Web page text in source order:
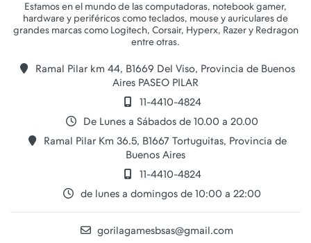
Estamos en el mundo de las computadoras, notebook gamer,
hardware y periféricos como teclados, mouse y auriculares de
grandes marcas como Logitech, Corsair, Hyperx, Razer y Redragon
Ramal Pilar km 44, B1669 Del Viso, Provincia de Buenos
Aires PASEO PILAR
11-4410-4824
De Lunes a Sábados de 10.00 a 20.00
Ramal Pilar Km 36.5, B1667 Tortuguitas, Provincia de
Buenos Aires
11-4410-4824
de lunes a domingos de 10:00 a 22:00
gorilagamesbsas@gmail.com